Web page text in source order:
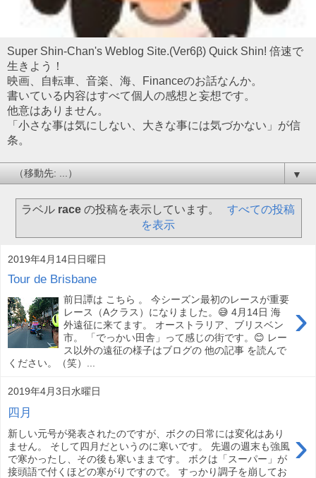
Super Shin-Chan's Weblog Site.(Ver6β) Quick Shin! 倍速で
生きよう！
映画、自転車、音楽、海、Financeのお話なんか。
書いている内容はすべて個人の感想と妄想です。
他意はありません。
「小さな事は気にしない、大きな事には気づかない」が信
条。
▼
ラベル race の投稿を表示しています。
すべての投稿
を表示
2019年4月14日日曜日
Tour de Brisbane
›
前日譚は こちら 。 今シーズン最初のレースが重要
レース（Aクラス）になりました。😅 4月14日 海
外遠征に来てます。 オーストラリア、ブリスベン
市。 「でっかい田舎」って感じの街です。😊 レー
ス以外の遠征の様子はブログの 他の記事 を読んで
ください。（笑）...
2019年4月3日水曜日
四月
›
新しい元号が発表されたのですが、ボクの日常には変化はあり
ません。 そして四月だというのに寒いです。 先週の週末も強風
で寒かったし、その後も寒いままです。 ボクは「スーパー」が
接頭語で付くほどの寒がりですので。 すっかり調子を崩してお